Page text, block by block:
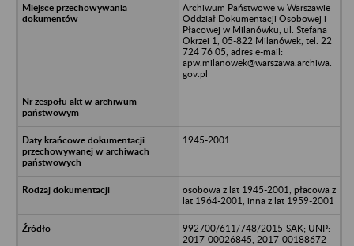
Archiwum Państwowe w Warszawie
Oddział Dokumentacji Osobowej i
Płacowej w Milanówku, ul. Stefana
Okrzei 1, 05-822 Milanówek, tel. 22
724 76 05, adres e-mail:
apw.milanowek@warszawa.archiwa.
gov.pl
1945-2001
osobowa z lat 1945-2001, płacowa z
lat 1964-2001, inna z lat 1959-2001
992700/611/748/2015-SAK; UNP:
2017-00026845, 2017-00188672